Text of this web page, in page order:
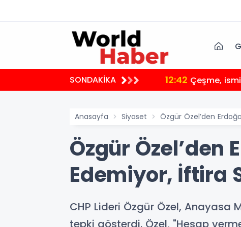
SONDAKİKA 12:42 Çeşme,
Anasayfa Siyaset Özgür Özel’den
Özgür Özel’den
Edemiyor, İftira
CHP Lideri Özgür Özel, Anayasa
tepki gösterdi. Özel, "Hesap